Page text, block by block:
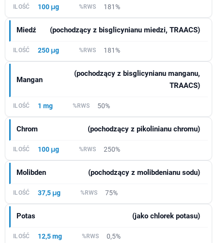
100 μg 181%
Miedź (pochodzący z bisglicynianu miedzi, TRAACS)
250 μg 181%
Mangan
(pochodzący z bisglicynianu manganu,
TRAACS)
1 mg 50%
Chrom (pochodzący z pikolinianu chromu)
100 μg 250%
Molibden (pochodzący z molibdenianu sodu)
37,5 μg 75%
Potas (jako chlorek potasu)
12,5 mg 0,5%